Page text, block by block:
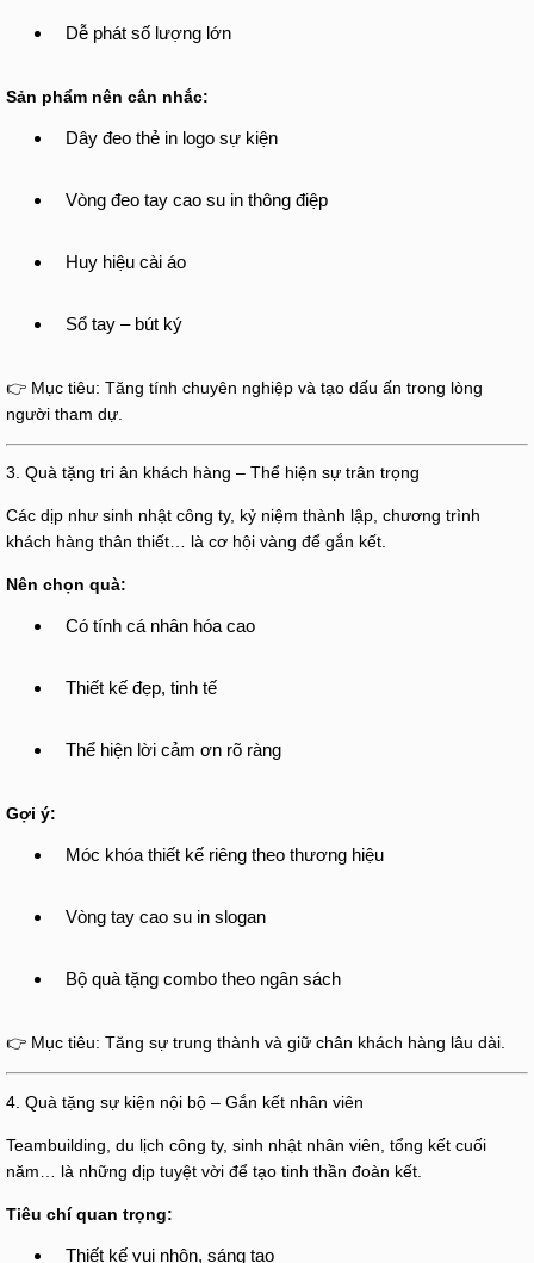
Dễ phát số lượng lớn
Sản phẩm nên cân nhắc:
Dây đeo thẻ in logo sự kiện
Vòng đeo tay cao su in thông điệp
Huy hiệu cài áo
Sổ tay – bút ký
👉 Mục tiêu: Tăng tính chuyên nghiệp và tạo dấu ấn trong lòng
người tham dự.
3. Quà tặng tri ân khách hàng – Thể hiện sự trân trọng
Các dịp như sinh nhật công ty, kỷ niệm thành lập, chương trình
khách hàng thân thiết… là cơ hội vàng để gắn kết.
Nên chọn quà:
Có tính cá nhân hóa cao
Thiết kế đẹp, tinh tế
Thể hiện lời cảm ơn rõ ràng
Gợi ý:
Móc khóa thiết kế riêng theo thương hiệu
Vòng tay cao su in slogan
Bộ quà tặng combo theo ngân sách
👉 Mục tiêu: Tăng sự trung thành và giữ chân khách hàng lâu dài.
4. Quà tặng sự kiện nội bộ – Gắn kết nhân viên
Teambuilding, du lịch công ty, sinh nhật nhân viên, tổng kết cuối
năm… là những dịp tuyệt vời để tạo tinh thần đoàn kết.
Tiêu chí quan trọng:
Thiết kế vui nhộn, sáng tạo